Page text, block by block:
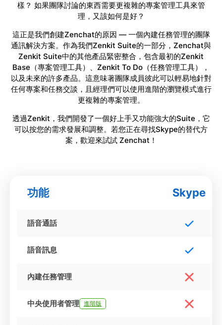
樣？ 如果團隊討論的東西需要更複雜的專案管理工具來管
理，又該如何是好？
這正是我們創建Zenchat的原因 — 一個內建任務管理的團隊
通訊解決方案。作為我們Zenkit Suite的一部分，Zenchat與
Zenkit Suite中的其他產品緊密整合，包含最初的Zenkit
Base（專案管理工具）、Zenkit To Do（任務管理工具），
以及未來的許多產品。這意味著團隊成員彼此可以輕易地針對
任何專案和任務交談，且經理們可以使用進階的瀏覽模式進行
更複雜的專案管理。
透過Zenkit，我們開發了一個好上手又功能強大的Suite，它
可以按您的需求發展和調整。若您正在尋找Skype的替代方
案，歡迎來試試 Zenchat！
功能 Skype
語音通話
語音訊息
內建任務管理
中央使用者管理 進階版